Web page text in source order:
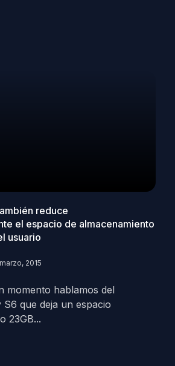
reduce
el espacio de almacenamiento
usuario
2015
momento hablamos del
S6 que deja un espacio
23GB...